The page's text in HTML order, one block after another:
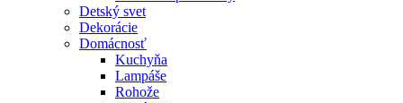
Detský svet
Dekorácie
Domácnosť
Kuchyňa
Lampáše
Rohože